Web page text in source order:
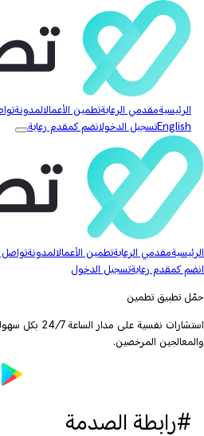
الرئيسيةمقدمي الرعايةتطمين الأعمالالمدونة
Englishتسجيل الدخولانضم كمقدم رعاية
الرئيسيةمقدمي الرعايةتطمين الأعمالالمدونةتواصل
انضم كمقدم رعايةتسجيل الدخول
حمّل تطبيق تطمين
استشارات
والمعالجين المرخصين.
#رابطة الصدمة